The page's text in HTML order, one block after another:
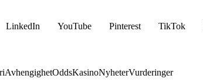
LinkedIn YouTube Pinterest TikTok
AvhengighetOddsKasinoNyheterVurderinger